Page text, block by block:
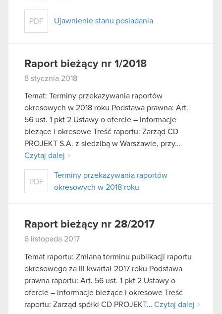
PDF Ujawnienie stanu posiadania
Raport bieżący nr 1/2018
8 stycznia 2018
Temat: Terminy przekazywania raportów
okresowych w 2018 roku Podstawa prawna: Art.
56 ust. 1 pkt 2 Ustawy o ofercie – informacje
bieżące i okresowe Treść raportu: Zarząd CD
PROJEKT S.A. z siedzibą w Warszawie, przy…
Czytaj dalej
PDF
Terminy przekazywania raportów
okresowych w 2018 roku
Raport bieżący nr 28/2017
6 listopada 2017
Temat raportu: Zmiana terminu publikacji raportu
okresowego za III kwartał 2017 roku Podstawa
prawna raportu: Art. 56 ust. 1 pkt 2 Ustawy o
ofercie – informacje bieżące i okresowe Treść
raportu: Zarząd spółki CD PROJEKT… Czytaj dalej